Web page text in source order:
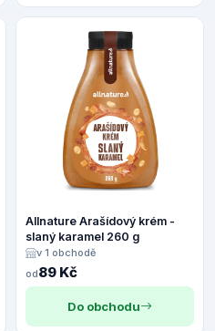
Allnature Arašídový krém -
slaný karamel 260 g
v 1 obchodě
od89 Kč
Do obchodu